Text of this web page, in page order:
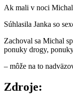
Ak mali v noci Michal
Súhlasila Janka so
Zachoval sa Michal
ponuky drogy,
– môže na to
Zdroje: